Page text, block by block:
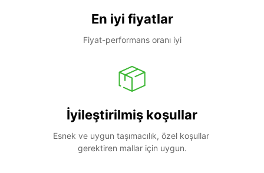
En iyi fiyatlar
Fiyat-performans oranı iyi
İyileştirilmiş koşullar
Esnek ve uygun taşımacılık, özel koşullar
gerektiren mallar için uygun.